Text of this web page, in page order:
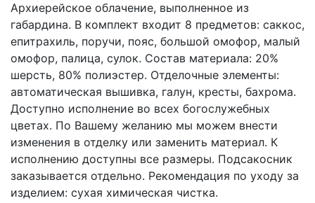
Архиерейское облачение, выполненное из
габардина. В комплект входит 8 предметов: саккос,
епитрахиль, поручи, пояс, большой омофор, малый
омофор, палица, сулок. Состав материала: 20%
шерсть, 80% полиэстер. Отделочные элементы:
автоматическая вышивка, галун, кресты, бахрома.
Доступно исполнение во всех богослужебных
цветах. По Вашему желанию мы можем внести
изменения в отделку или заменить материал. К
исполнению доступны все размеры. Подсакосник
заказывается отдельно. Рекомендация по уходу за
изделием: сухая химическая чистка.